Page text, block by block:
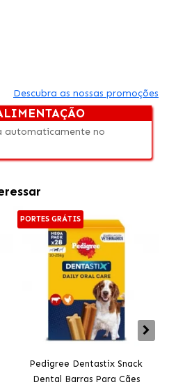
também para administrar
Descubra as nossas promoções
automaticamente no
PORTES GRÁTIS
Pedigree Dentastix Snack
Dental Barras Para Cães